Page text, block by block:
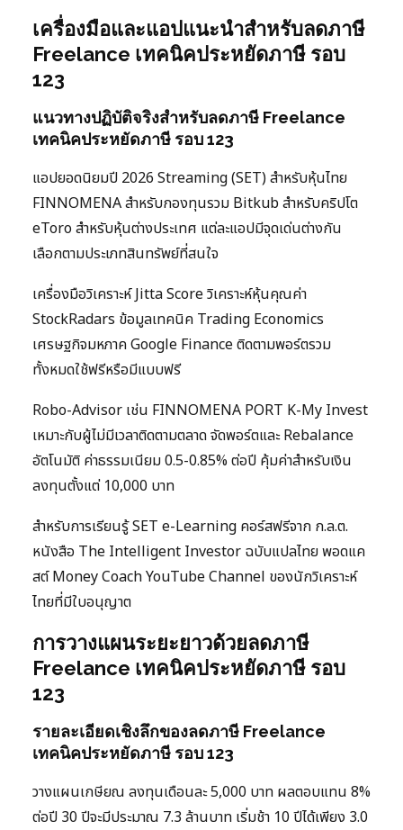
เครื่องมือและแอปแนะนำสำหรับลดภาษี
Freelance เทคนิคประหยัดภาษี รอบ
123
แนวทางปฏิบัติจริงสำหรับลดภาษี Freelance
เทคนิคประหยัดภาษี รอบ 123
แอปยอดนิยมปี 2026 Streaming (SET) สำหรับหุ้นไทย
FINNOMENA สำหรับกองทุนรวม Bitkub สำหรับคริปโต
eToro สำหรับหุ้นต่างประเทศ แต่ละแอปมีจุดเด่นต่างกัน
เลือกตามประเภทสินทรัพย์ที่สนใจ
เครื่องมือวิเคราะห์ Jitta Score วิเคราะห์หุ้นคุณค่า
StockRadars ข้อมูลเทคนิค Trading Economics
เศรษฐกิจมหภาค Google Finance ติดตามพอร์ตรวม
ทั้งหมดใช้ฟรีหรือมีแบบฟรี
Robo-Advisor เช่น FINNOMENA PORT K-My Invest
เหมาะกับผู้ไม่มีเวลาติดตามตลาด จัดพอร์ตและ Rebalance
อัตโนมัติ ค่าธรรมเนียม 0.5-0.85% ต่อปี คุ้มค่าสำหรับเงิน
ลงทุนตั้งแต่ 10,000 บาท
สำหรับการเรียนรู้ SET e-Learning คอร์สฟรีจาก ก.ล.ต.
หนังสือ The Intelligent Investor ฉบับแปลไทย พอดแค
สต์ Money Coach YouTube Channel ของนักวิเคราะห์
ไทยที่มีใบอนุญาต
การวางแผนระยะยาวด้วยลดภาษี
Freelance เทคนิคประหยัดภาษี รอบ
123
รายละเอียดเชิงลึกของลดภาษี Freelance
เทคนิคประหยัดภาษี รอบ 123
วางแผนเกษียณ ลงทุนเดือนละ 5,000 บาท ผลตอบแทน 8%
ต่อปี 30 ปีจะมีประมาณ 7.3 ล้านบาท เริ่มช้า 10 ปีได้เพียง 3.0